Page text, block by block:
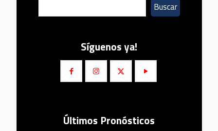
Buscar
Síguenos ya!
Últimos Pronósticos